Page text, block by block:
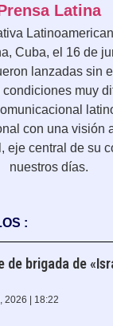
Latina
Cuba, el 16 de
lanzadas sin
muy
con una visión
eje central de su
nuestros días.
:
brigada de
2026 | 18:22